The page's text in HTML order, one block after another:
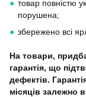
товар повністю
порушена;
збережено всі
На товари,
гарантія, що
дефектів.
місяців залежно